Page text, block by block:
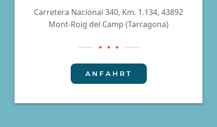
Carretera Nacional 340, Km. 1.134, 43892
Mont-Roig del Camp (Tarragona)
ANFAHRT